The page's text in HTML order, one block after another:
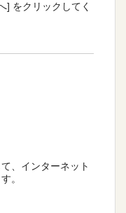
] をクリックしてく
、インターネット
。